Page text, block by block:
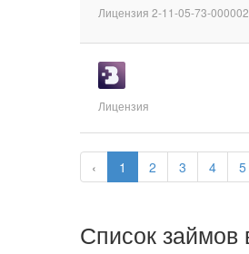
‹ 1 2 3 4 5
Лицензия 2-11-05-73-000002
Лицензия
Список займов